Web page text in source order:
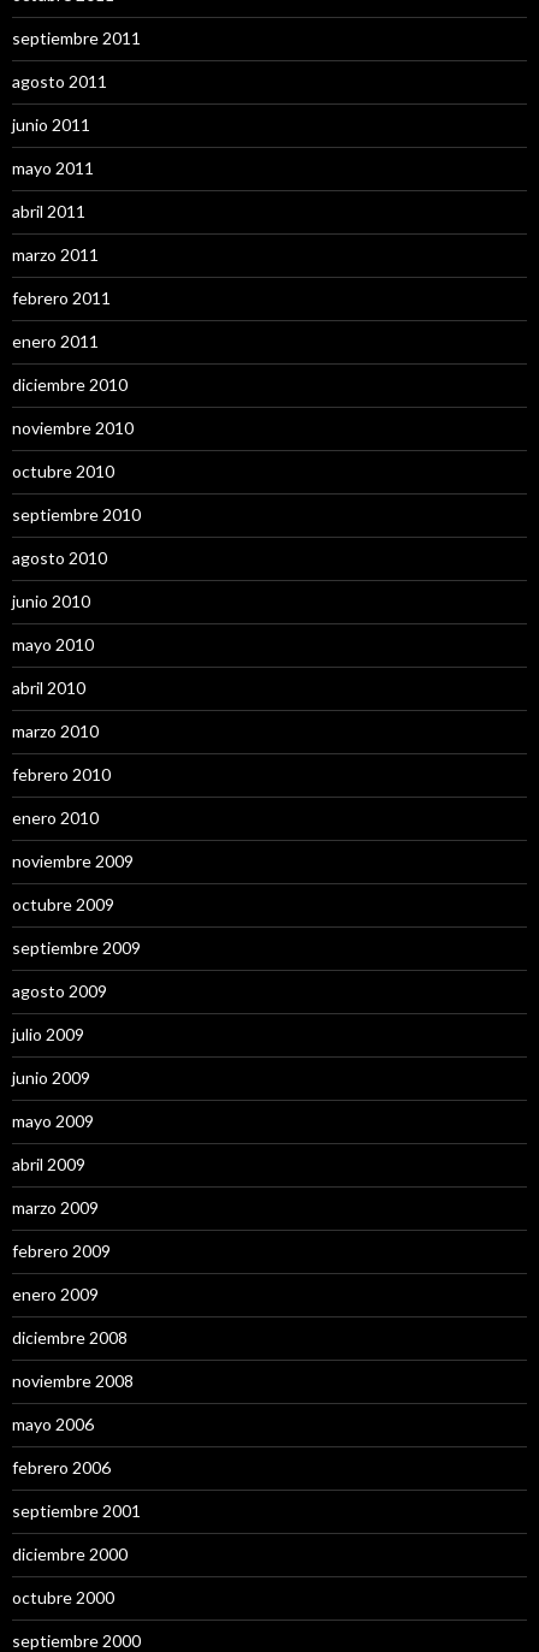
septiembre 2011
agosto 2011
junio 2011
mayo 2011
abril 2011
marzo 2011
febrero 2011
enero 2011
diciembre 2010
noviembre 2010
octubre 2010
septiembre 2010
agosto 2010
junio 2010
mayo 2010
abril 2010
marzo 2010
febrero 2010
enero 2010
noviembre 2009
octubre 2009
septiembre 2009
agosto 2009
julio 2009
junio 2009
mayo 2009
abril 2009
marzo 2009
febrero 2009
enero 2009
diciembre 2008
noviembre 2008
mayo 2006
febrero 2006
septiembre 2001
diciembre 2000
octubre 2000
septiembre 2000